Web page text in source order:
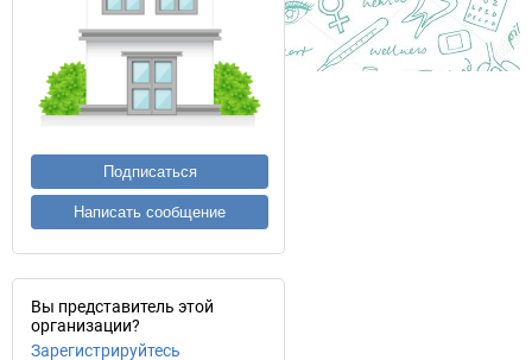
Подписаться
Написать сообщение
Вы представитель этой
организации?
Зарегистрируйтесь